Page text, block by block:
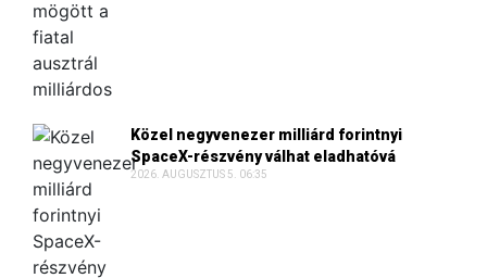
Közel negyvenezer milliárd forintnyi
SpaceX-részvény válhat eladhatóvá
2026. AUGUSZTUS 5. 06:35